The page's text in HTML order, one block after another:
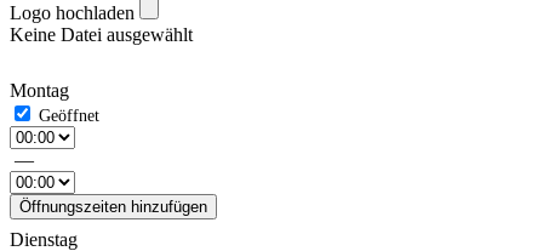
Logo hochladen
Keine Datei ausgewählt
Montag
—
Öffnungszeiten hinzufügen
Dienstag